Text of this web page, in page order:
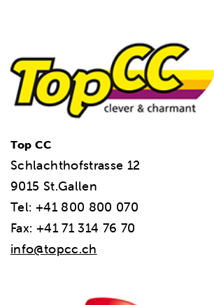
Top CC
Schlachthofstrasse 12
9015 St.Gallen
Tel: +41 800 800 070
Fax: +41 71 314 76 70
info@topcc.ch